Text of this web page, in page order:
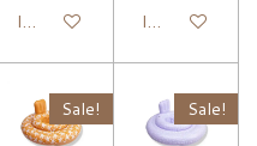
In winkelwagen In
Sale! Sale!